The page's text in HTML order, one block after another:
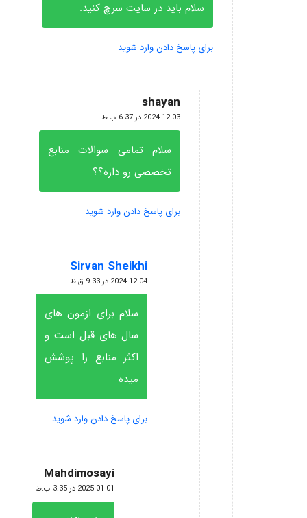
سلام باید در سایت سرچ کنید.
برای پاسخ دادن وارد شوید
shayan
گفته:
2024-12-03 در 6:37 ب.ظ
سلام تمامی سوالات منابع
تخصصی رو داره؟؟
برای پاسخ دادن وارد شوید
Sirvan Sheikhi
گفته:
2024-12-04 در 9:33 ق.ظ
سلام برای ازمون های
سال های قبل است و
اکثر منابع را پوشش
میده
برای پاسخ دادن وارد شوید
Mahdimosayi
گفته:
2025-01-01 در 3:35 ب.ظ